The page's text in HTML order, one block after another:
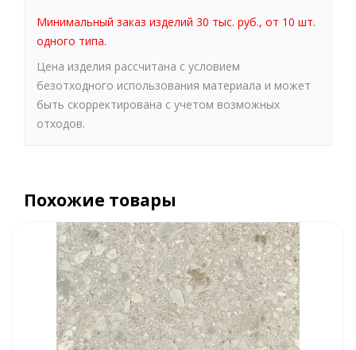
Минимальный заказ изделий 30 тыс. руб., от 10 шт.
одного типа.
Цена изделия рассчитана с условием
безотходного использования материала и может
быть скорректирована с учетом возможных
отходов.
Похожие товары